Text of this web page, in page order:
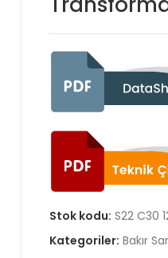
Stok kodu: S22 C30
Kategoriler: Bakır